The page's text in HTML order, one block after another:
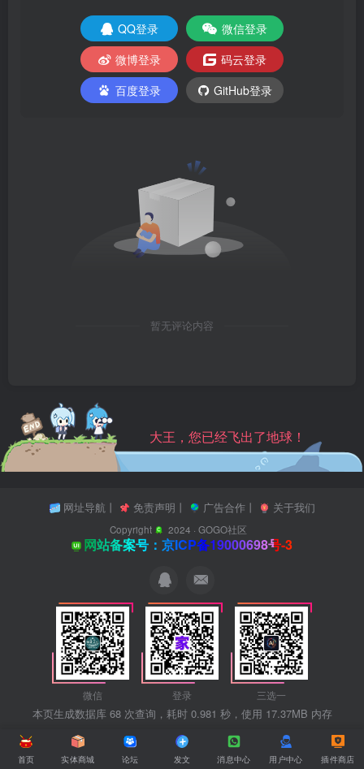
QQ登录
微信登录
微博登录
码云登录
百度登录
GitHub登录
暂无评论内容
大王，您已经飞出了地球！
网址导航 丨 免责声明 丨 广告合作丨 关于我们
Copyright 2024 ·GOGO社区
网站备案号：京ICP备19000698号-3
微信 登录 三选一
本页生成数据库 68 次查询，耗时 0.981 秒，使用 17.37MB 内存
首页 实体商城 论坛 发文 消息中心 用户中心 插件商店